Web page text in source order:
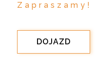
Zapraszamy!
DOJAZD